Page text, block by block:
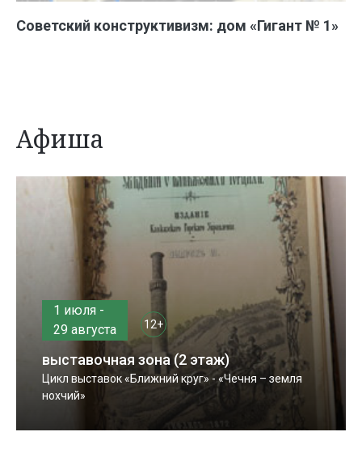
Советский конструктивизм: дом «Гигант № 1»
Афиша
1 июля -
29 августа
12+
выставочная зона (2 этаж)
Цикл выставок «Ближний круг» - «Чечня – земля
нохчий»